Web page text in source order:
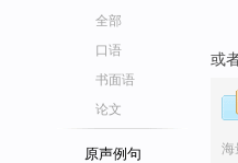
全部
口语
书面语
论文
原声例句
或
海